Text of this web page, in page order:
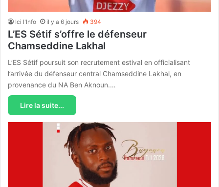
Ici l'Info il y a 6 jours 394
L’ES Sétif s’offre le défenseur
Chamseddine Lakhal
L’ES Sétif poursuit son recrutement estival en officialisant
l’arrivée du défenseur central Chamseddine Lakhal, en
provenance du NA Ben Aknoun.…
Lire la suite...